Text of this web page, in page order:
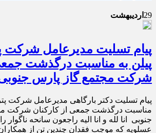
29 اردیبهشت
پیام تسلیت مدیرعامل شرکت
پیلن به‌ مناسبت درگذشت
شرکت مجتمع گاز پارس
پیام تسلیت دکتر بارگاهی مدیرعامل شرکت
مناسبت درگذشت جمعی از کارکنان شرکت
جنوبی انا لله و انا الیه راجعون سانحه ناگوار
عسلویه که موجب فقدان چندین تن از